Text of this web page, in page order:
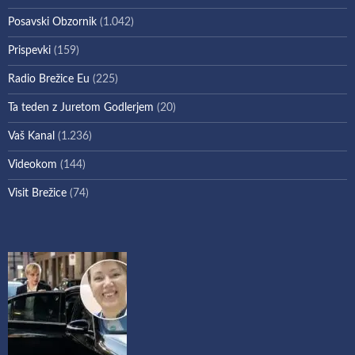
Posavski Obzornik (1.042)
Prispevki (159)
Radio Brežice Eu (225)
Ta teden z Juretom Godlerjem (20)
Vaš Kanal (1.236)
Videokom (144)
Visit Brežice (74)